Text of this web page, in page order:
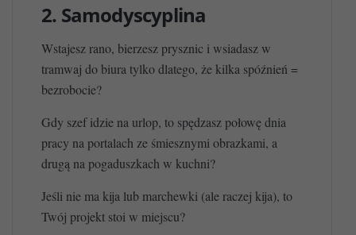
2. Samodyscyplina
Wstajesz rano, bierzesz prysznic i wsiadasz w
tramwaj do biura tylko dlatego, że kilka spóźnień =
bezrobocie?
Gdy szef idzie na urlop, to spędzasz połowę dnia
pracy na portalach ze śmiesznymi obrazkami, a
drugą na pogaduszkach w kuchni?
Jeśli nie ma kija lub marchewki (ale raczej kija), to
Twój projekt stoi w miejscu?